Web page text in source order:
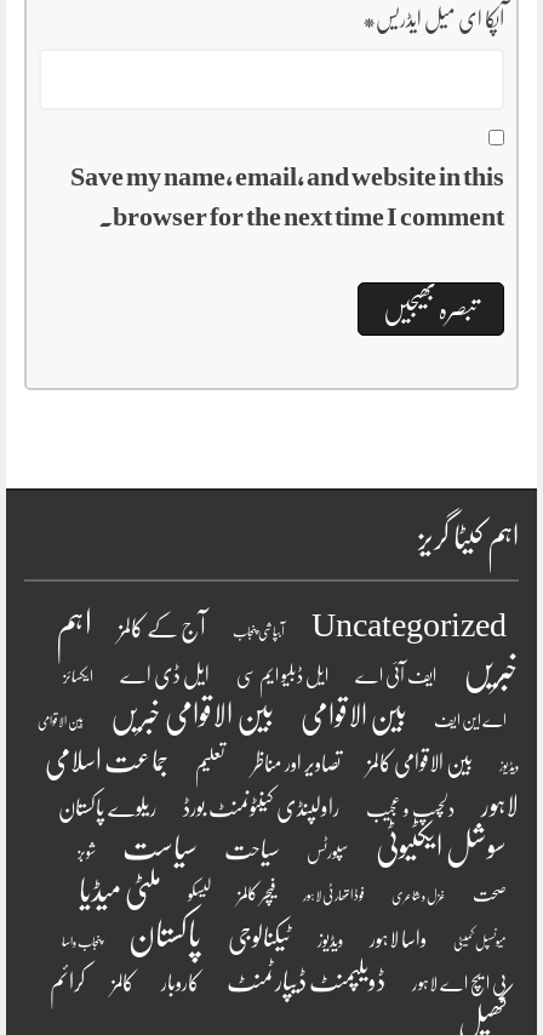
آپکا ای میل ایڈریس*
Save my name, email, and website in this
browser for the next time I comment.
اہم کیٹا گریز
Uncategorized آبپاشی پنجاب آج کے کالمز
اہم
خبریں
ایف آئی اے ایل ڈبلیو ایم سی ایل ڈی اے ایکسائز
اے این ایف بین الاقوامی بین الاقوامی خبریں بین الاقوامی
ویڈیوز بین الاقوامی کالمز تصاویر اور مناظر تعلیم
جماعت اسلامی
لاہور
دلچسپ و عجیب راولپنڈی کینٹونمنٹ بورڈ ریلوے پاکستان
سوشل ایکٹیوٹی سپورٹس سیاحت سیاست شوبز
صحت غزل و شاعری فوڈ اتھارٹی لاہور فیچر کالمز لیسکو ملٹی میڈیا
میونسپل کمیٹی واسا لاہور ویڈیوز ٹیکنالوجی پاکستان پنجاب واسا
پی ایچ اے لاہور ڈویلپمنٹ ڈیپارٹمنٹ کاروبار کالمز کرائم
کھیل